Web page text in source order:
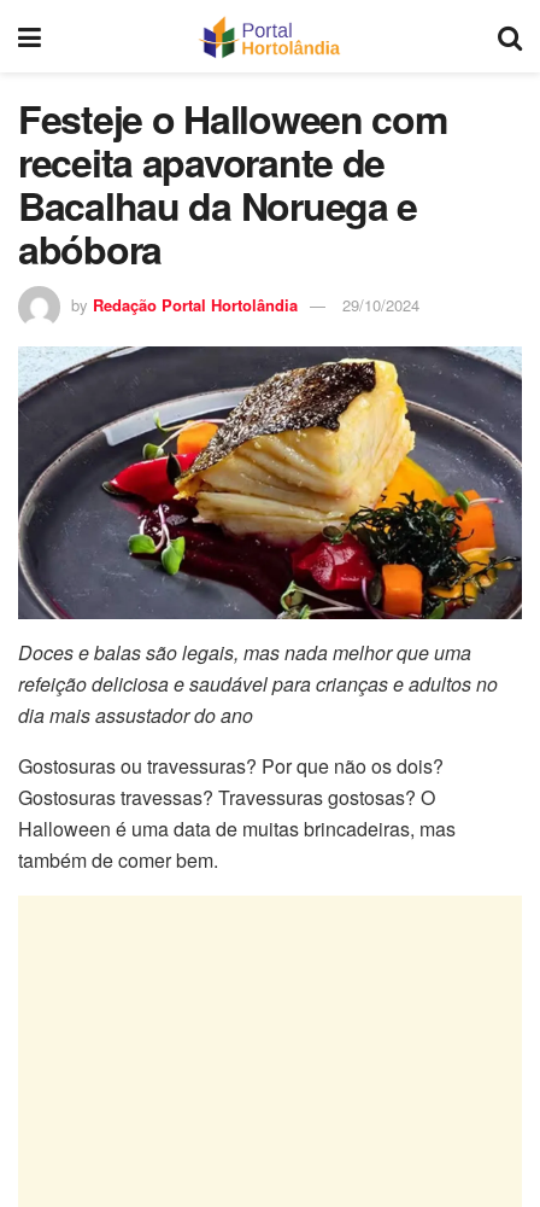
Festeje o Halloween com
receita apavorante de
Bacalhau da Noruega e
abóbora
by Redação Portal Hortolândia 29/10/2024
Doces e balas são legais, mas nada melhor que uma
refeição deliciosa e saudável para crianças e adultos no
dia mais assustador do ano
Gostosuras ou travessuras? Por que não os dois?
Gostosuras travessas? Travessuras gostosas? O
Halloween é uma data de muitas brincadeiras, mas
também de comer bem.